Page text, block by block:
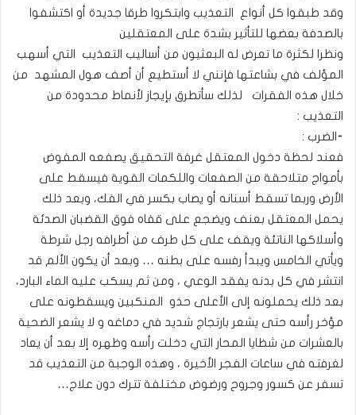
وقد طبقوا كل أنواع التعذيب وابتكروا طرقا جديدة أو اكتشفوا
بالصدفة بعضها للتأثير بشدة على المعتقلين
ونظرا لكثرة ما تعرض له البعثيون من أساليب التعذيب التي أسهب
المؤلف في بشاعتها فإنني لا أستطيع أن أصف هول المشهد من
خلال هذه الفقرات لذلك سأتطرق بإيجاز لأنماط محدودة من
التعذيب :
⁃الضرب :
فعند لحظة دخول المعتقل غرفة التحقيق يصفعه المفوض
بأمواج متلاحقة من الصفعات واللكمات القوية فيسقط على
الأرض وربما تسقط أسنانه أو يصاب بكسر في الفك، وبعد ذلك
يحمل المعتقل بعنف ويضجع على قفاه فوق القضبان الصدئة
وأسلاكها الناتئة ويقف على كل طرف من أطرافه رجل شرطة
ويأتي الخامس ويبدأ رفسه على بطنه … وبعد أن يكون الألم قد
انتشر في كل بدنه يفقد الوعي ، ومن ثم يسكب عليه الماء البارد،
بعد ذلك يحملونه إلى الأعلى حذو المنكبين ويسقطونه على
مؤخر رأسه حتى يشعر بارتجاج شديد في دماغه و لا يشعر الضحية
بالعشرات من شظايا المحار التي دخلت رأسه وظهره إلا بعد أن يعاد
لغرفته في ساعات الفجر الأخيرة ، وهذه الوجبة من التعذيب قد
تسفر عن كسور وجروح ورضوض مختلفة تترك دون علاج…